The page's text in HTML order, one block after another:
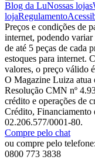
Blog da LuNossas lojas
lojaRegulamento
Preços e condições de
internet, podendo
de até 5 peças de cada
estoques para internet.
valores, o preço válido
O Magazine Luiza atua
Resolução CMN nº
crédito e operações de
Crédito, Financiamento
02.206.577/0001-80.
Compre pelo chat
ou compre pelo telefone:
0800 773 3838